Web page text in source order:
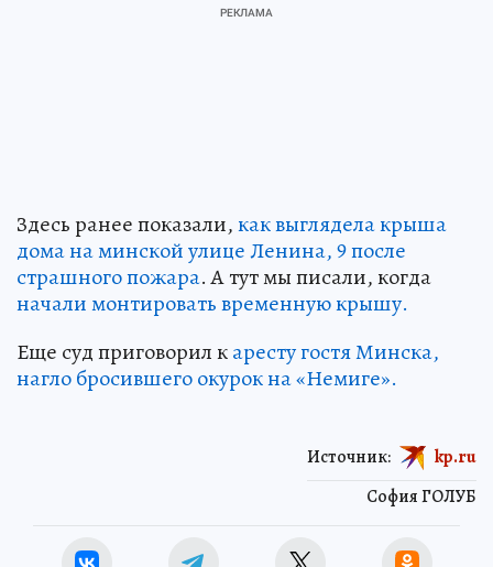
Здесь ранее показали,как выглядела крыша
дома на минской улице Ленина, 9 после
страшного пожара. А тут мы писали, когда
начали монтировать временную крышу.
Еще суд приговорил каресту гостя Минска,
нагло бросившего окурок на «Немиге».
София ГОЛУБ
Источник: kp.ru